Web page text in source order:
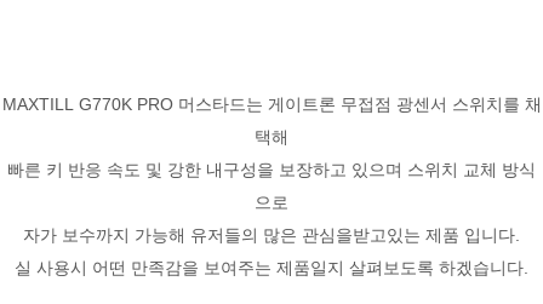
MAXTILL G770K PRO 머스타드는 게이트론 무접점 광센서 스위치를 채
택해
빠른 키 반응 속도 및 강한 내구성을 보장하고 있으며 스위치 교체 방식
으로
자가 보수까지 가능해 유저들의 많은 관심을받고있는 제품 입니다.
실 사용시 어떤 만족감을 보여주는 제품일지 살펴보도록 하겠습니다.